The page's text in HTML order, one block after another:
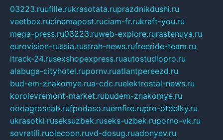
03223.ruufille.rukrasotata.ruprazdnikdushi.ru
veetbox.rucinemapost.ruciam-fr.rukraft-you.ru
mega-press.ru03223.ruweb-explore.rurastenuya.ru
eurovision-russia.rustrah-news.rufreeride-team.ru
itrack-24.rusexshopexpress.ruautostudiopro.ru
alabuga-cityhotel.rupornv.ruatlantpereezd.ru
bud-em-znakomye.rua-cdc.ruelektrostal-news.ru
korolevremont-market.rubudem-znakomye.ru
oooagrosnab.rufpodaso.ruemfire.rupro-otdelky.ru
ukrasotki.ruseksuzbek.ruseks-uzbek.ruporno-vk.ru
sovratili.ruolecoon.ruvd-dosug.ruadonyev.ru